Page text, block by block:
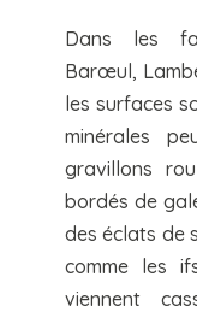
Dans les
Barœul,
les surfaces
minérales
gravillons
bordés de
des éclats de
comme les
viennent